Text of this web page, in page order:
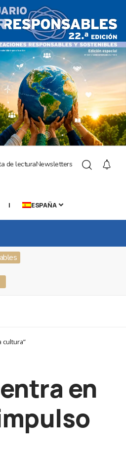
de lecturaNewsletters
| ESPAÑA
cultura”
en